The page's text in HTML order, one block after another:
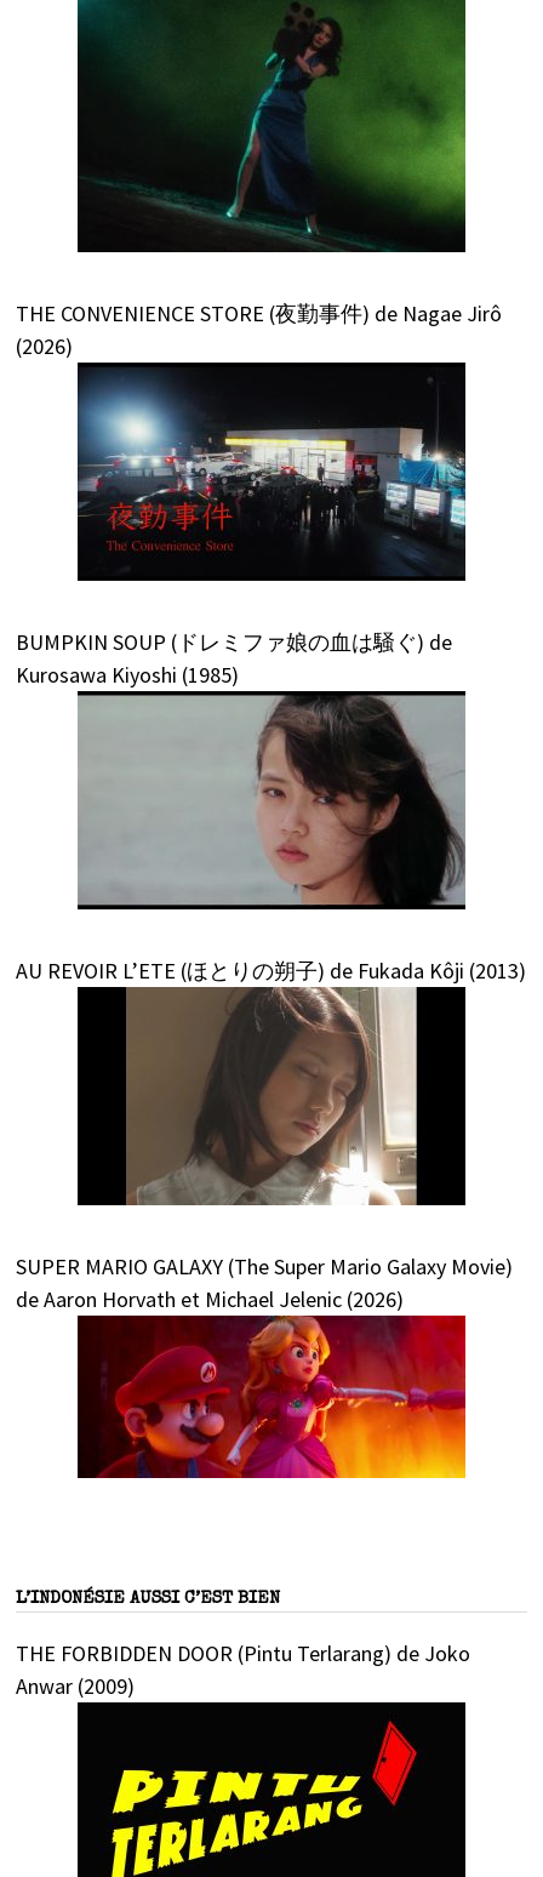
THE CONVENIENCE STORE (夜勤事件) de Nagae Jirô
(2026)
BUMPKIN SOUP (ドレミファ娘の血は騒ぐ) de
Kurosawa Kiyoshi (1985)
AU REVOIR L’ETE (ほとりの朔子) de Fukada Kôji (2013)
SUPER MARIO GALAXY (The Super Mario Galaxy Movie)
de Aaron Horvath et Michael Jelenic (2026)
L’INDONÉSIE AUSSI C’EST BIEN
THE FORBIDDEN DOOR (Pintu Terlarang) de Joko
Anwar (2009)